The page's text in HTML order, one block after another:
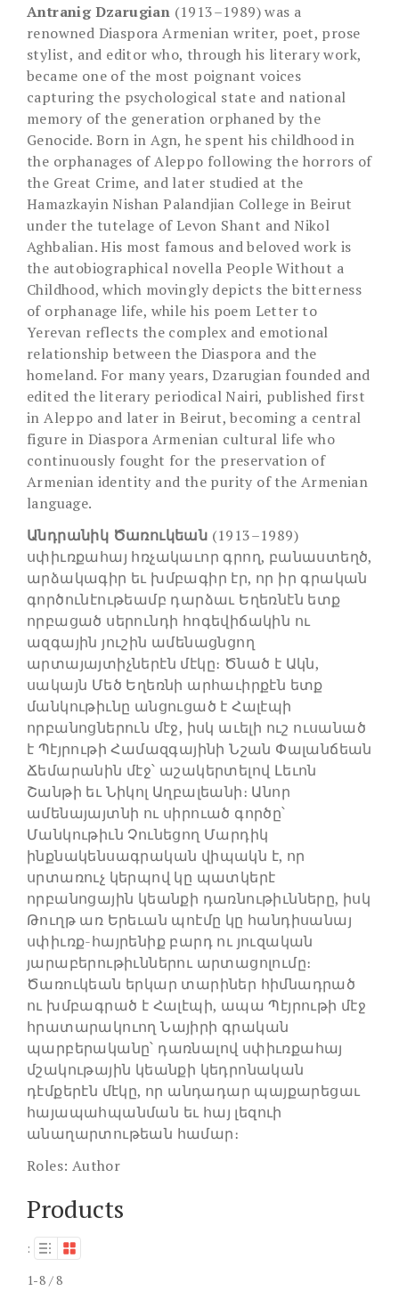
Antranig Dzarugian (1913–1989) was a
renowned Diaspora Armenian writer, poet, prose
stylist, and editor who, through his literary work,
became one of the most poignant voices
capturing the psychological state and national
memory of the generation orphaned by the
Genocide. Born in Agn, he spent his childhood in
the orphanages of Aleppo following the horrors of
the Great Crime, and later studied at the
Hamazkayin Nishan Palandjian College in Beirut
under the tutelage of Levon Shant and Nikol
Aghbalian. His most famous and beloved work is
the autobiographical novella People Without a
Childhood, which movingly depicts the bitterness
of orphanage life, while his poem Letter to
Yerevan reflects the complex and emotional
relationship between the Diaspora and the
homeland. For many years, Dzarugian founded and
edited the literary periodical Nairi, published first
in Aleppo and later in Beirut, becoming a central
figure in Diaspora Armenian cultural life who
continuously fought for the preservation of
Armenian identity and the purity of the Armenian
language.
Անդրանիկ Ծառուկեան (1913–1989)
սփիւռքահայ հռչակաւոր գրող, բանաստեղծ,
արձակագիր եւ խմբագիր էր, որ իր գրական
գործունէութեամբ դարձաւ Եղեռնէն ետք
որբացած սերունդի հոգեվիճակին ու
ազգային յուշին ամենացնցող
արտայայտիչներէն մէկը։ Ծնած է Ակն,
սակայն Մեծ Եղեռնի արհաւիրքէն ետք
մանկութիւնը անցուցած է Հալէպի
որբանոցներուն մէջ, իսկ աւելի ուշ ուսանած
է Պէյրութի Համազգայինի Նշան Փալանճեան
Ճեմարանին մէջ՝ աշակերտելով Լեւոն
Շանթի եւ Նիկոլ Աղբալեանի։ Անոր
ամենայայտնի ու սիրուած գործը՝
Մանկութիւն Չունեցող Մարդիկ
ինքնակենսագրական վիպակն է, որ
սրտառուչ կերպով կը պատկերէ
որբանոցային կեանքի դառնութիւնները, իսկ
Թուղթ առ Երեւան պոէմը կը հանդիսանայ
սփիւռք-հայրենիք բարդ ու յուզական
յարաբերութիւններու արտացոլումը։
Ծառուկեան երկար տարիներ հիմնադրած
ու խմբագրած է Հալէպի, ապա Պէյրութի մէջ
հրատարակուող Նայիրի գրական
պարբերականը՝ դառնալով սփիւռքահայ
մշակութային կեանքի կեդրոնական
դէմքերէն մէկը, որ անդադար պայքարեցաւ
հայապահպանման եւ հայ լեզուի
անաղարտութեան համար։
Roles: Author
Products
:
1-8 / 8